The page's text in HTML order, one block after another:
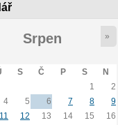
Srpen »
S Č P S
N
1
2
4 5 6 7 8
9
11 12 13 14 15
16